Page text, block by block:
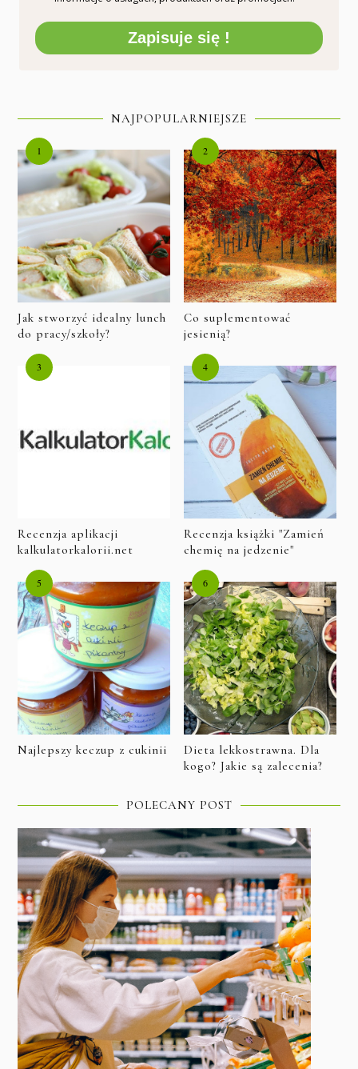
Zapisuje się !
NAJPOPULARNIEJSZE
Jak stworzyć idealny lunch
do pracy/szkoły?
Co suplementować
jesienią?
Recenzja aplikacji
kalkulatorkalorii.net
Recenzja książki "Zamień
chemię na jedzenie"
Najlepszy keczup z cukinii
Dieta lekkostrawna. Dla
kogo? Jakie są zalecenia?
POLECANY POST